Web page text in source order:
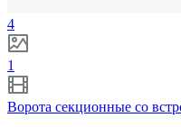
4
1
Ворота секционные со